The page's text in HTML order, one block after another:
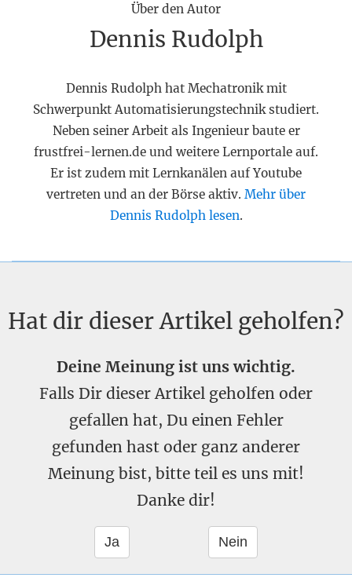
Über den Autor
Dennis Rudolph
Dennis Rudolph hat Mechatronik mit
Schwerpunkt Automatisierungstechnik studiert.
Neben seiner Arbeit als Ingenieur baute er
frustfrei-lernen.de und weitere Lernportale auf.
Er ist zudem mit Lernkanälen auf Youtube
vertreten und an der Börse aktiv. Mehr über
Dennis Rudolph lesen.
Hat dir dieser Artikel geholfen?
Deine Meinung ist uns wichtig.
Falls Dir dieser Artikel geholfen oder
gefallen hat, Du einen Fehler
gefunden hast oder ganz anderer
Meinung bist, bitte teil es uns mit!
Danke dir!